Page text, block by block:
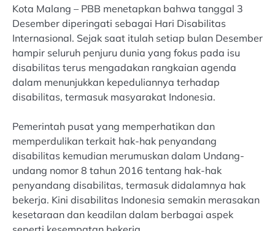
Kota Malang – PBB menetapkan bahwa tanggal 3
Desember diperingati sebagai Hari Disabilitas
Internasional. Sejak saat itulah setiap bulan Desember
hampir seluruh penjuru dunia yang fokus pada isu
disabilitas terus mengadakan rangkaian agenda
dalam menunjukkan kepeduliannya terhadap
disabilitas, termasuk masyarakat Indonesia.
Pemerintah pusat yang memperhatikan dan
memperdulikan terkait hak-hak penyandang
disabilitas kemudian merumuskan dalam Undang-
undang nomor 8 tahun 2016 tentang hak-hak
penyandang disabilitas, termasuk didalamnya hak
bekerja. Kini disabilitas Indonesia semakin merasakan
kesetaraan dan keadilan dalam berbagai aspek